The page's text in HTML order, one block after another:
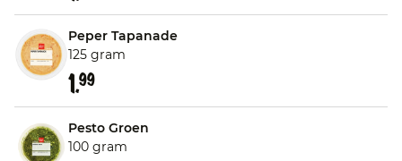
Peper Tapanade
125 gram
1.99
Pesto Groen
100 gram